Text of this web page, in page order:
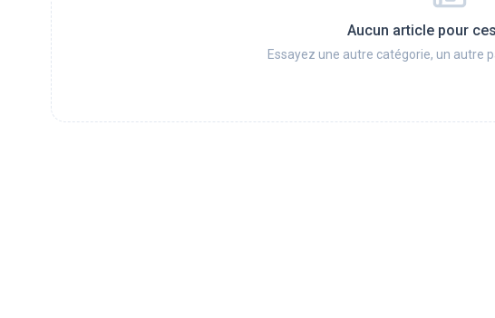
Aucun article pour
Essayez une autre catégorie, un autre